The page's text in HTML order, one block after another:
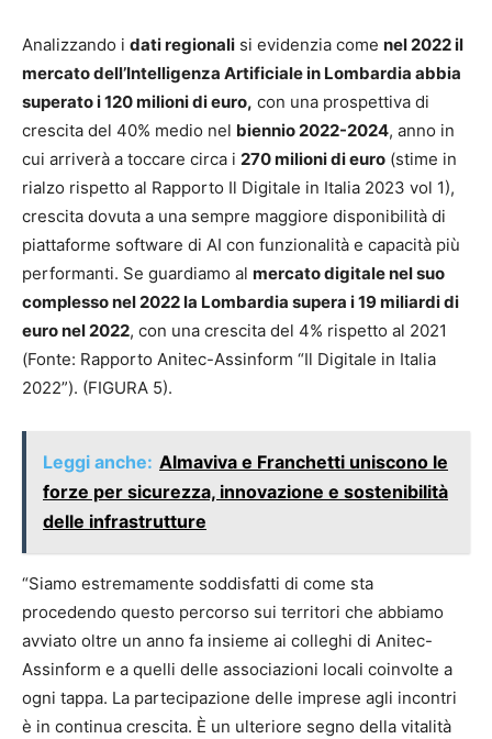
Analizzando i dati regionali si evidenzia come nel 2022 il
mercato dell’Intelligenza Artificiale in Lombardia abbia
superato i 120 milioni di euro, con una prospettiva di
crescita del 40% medio nel biennio 2022-2024, anno in
cui arriverà a toccare circa i 270 milioni di euro (stime in
rialzo rispetto al Rapporto Il Digitale in Italia 2023 vol 1),
crescita dovuta a una sempre maggiore disponibilità di
piattaforme software di AI con funzionalità e capacità più
performanti. Se guardiamo al mercato digitale nel suo
complesso nel 2022 la Lombardia supera i 19 miliardi di
euro nel 2022, con una crescita del 4% rispetto al 2021
(Fonte: Rapporto Anitec-Assinform “Il Digitale in Italia
2022”). (FIGURA 5).
Leggi anche: Almaviva e Franchetti uniscono le
forze per sicurezza, innovazione e sostenibilità
delle infrastrutture
“Siamo estremamente soddisfatti di come sta
procedendo questo percorso sui territori che abbiamo
avviato oltre un anno fa insieme ai colleghi di Anitec-
Assinform e a quelli delle associazioni locali coinvolte a
ogni tappa. La partecipazione delle imprese agli incontri
è in continua crescita. È un ulteriore segno della vitalità